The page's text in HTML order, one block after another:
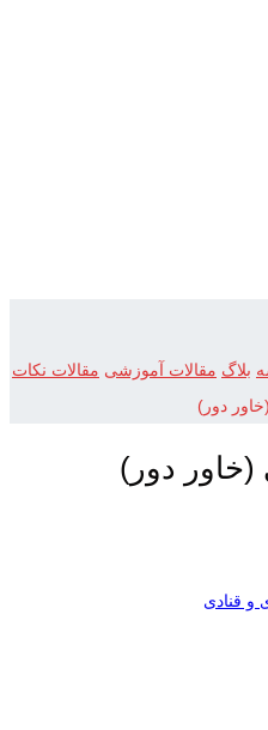
بلاگ مقالات آموزشی مقالات نکات
دور)
دور)
و قنادی